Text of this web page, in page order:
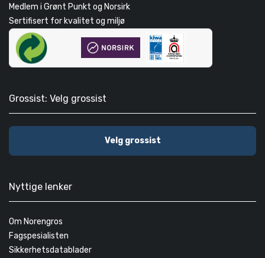
Medlem i Grønt Punkt og Norsirk
Sertifisert for kvalitet og miljø
Grossist: Velg grossist
Velg grossist
Nyttige lenker
Om Norengros
Fagspesialisten
Sikkerhetsdatablader